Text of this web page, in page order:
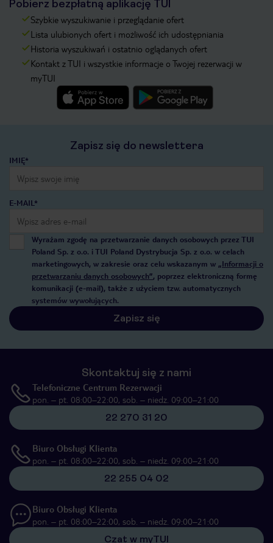
Pobierz bezpłatną aplikację TUI
Szybkie wyszukiwanie i przeglądanie ofert
Lista ulubionych ofert i możliwość ich udostępniania
Historia wyszukiwań i ostatnio oglądanych ofert
Kontakt z TUI i wszystkie informacje o Twojej rezerwacji w
myTUI
Zapisz się do newslettera
IMIĘ*
E-MAIL*
Wyrażam zgodę na przetwarzanie danych osobowych przez TUI
Poland Sp. z o.o. i TUI Poland Dystrybucja Sp. z o.o. w celach
marketingowych, w zakresie oraz celu wskazanym w „Informacji o
przetwarzaniu danych osobowych”, poprzez elektroniczną formę
komunikacji (e-mail), także z użyciem tzw. automatycznych
systemów wywołujących.
Zapisz się
Skontaktuj się z nami
Telefoniczne Centrum Rezerwacji
pon. – pt. 08:00–22:00, sob. – niedz. 09:00–21:00
22 270 31 20
Biuro Obsługi Klienta
pon. – pt. 08:00–22:00, sob. – niedz. 09:00–21:00
22 255 04 02
Biuro Obsługi Klienta
pon. – pt. 08:00–22:00, sob. – niedz. 09:00–21:00
Czat w myTUI